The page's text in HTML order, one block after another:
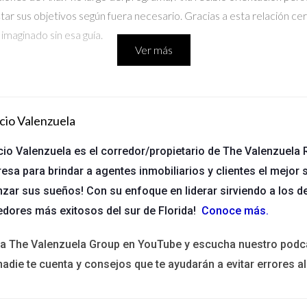
sus objetivos según fuera necesario. Gracias a esta relación
sin esa guía.
diferencia entre recibir consejos y tener a alguien que
a desarrollar habilidades blandas esenciales como la
una transformación notable en su confianza y
tecnológico pero no sabía por dónde empezar. Se unió a un
estaba rodeada de personas que compartían sus sueños e
una comunidad solidaria. Gracias al apoyo continuo y las
Ver más
Valenzuela
Valenzuela es el corredor/propietario de The Valenzuela
para brindar a agentes inmobiliarios y clientes el mejor
sus sueños! Con su enfoque en liderar sirviendo a los
más exitosos del sur de Florida! Conoce más.
The Valenzuela Group en YouTube y escucha nuestro
te cuenta y consejos que te ayudarán a evitar errores